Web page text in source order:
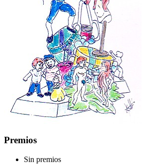
Premios
Sin premios